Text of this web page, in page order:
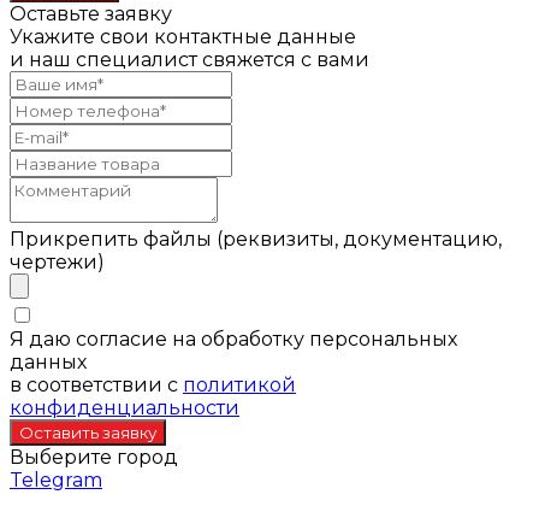
Оставьте заявку
Укажите свои контактные данные
и наш специалист свяжется с вами
Прикрепить файлы (реквизиты, документацию,
чертежи)
Я даю согласие на обработку персональных
данных
в соответствии с политикой
конфиденциальности
Выберите город
Telegram